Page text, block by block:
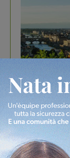
In vetrina 6
Gita di
divertire i